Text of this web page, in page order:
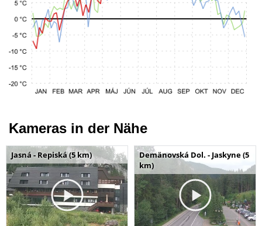
Kameras in der Nähe
Jasná - Repiská (5 km)
Demänovská Dol. - Jaskyne (5
km)